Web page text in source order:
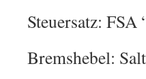
Steuersatz:
Bremshebel: